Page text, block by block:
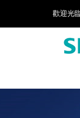
歡迎光